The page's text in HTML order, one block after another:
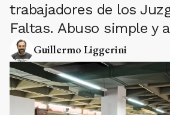
trabajadores de los
Faltas. Abuso simple y
Guillermo Liggerini